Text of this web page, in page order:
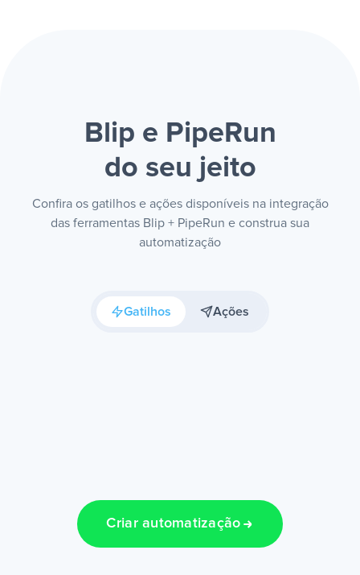
Blip e PipeRun
do seu jeito
Confira os gatilhos e ações disponíveis na integração
das ferramentas Blip + PipeRun e construa sua
automatização
Gatilhos Ações
Criar automatização